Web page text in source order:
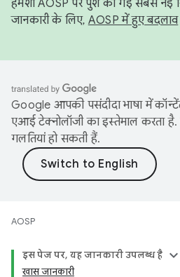
हमेशा AOSP पर पुश की गई सबसे नई
जानकारी के लिए, AOSP में हुए बदलाव
Google आपकी पसंदीदा भाषा में
एआई टेक्नोलॉजी का इस्तेमाल करता
गलतियां हो सकती हैं.
AOSP
इस पेज पर, यह जानकारी उपलब्ध है
खास जानकारी